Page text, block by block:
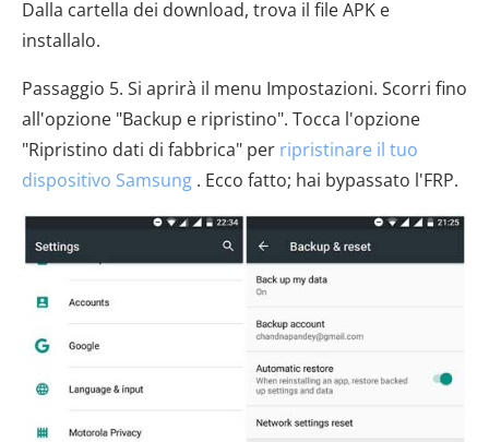
Dalla cartella dei download, trova il file APK e
installalo.
Passaggio 5. Si aprirà il menu Impostazioni. Scorri fino
all'opzione "Backup e ripristino". Tocca l'opzione
"Ripristino dati di fabbrica" ​​per ripristinare il tuo
dispositivo Samsung . Ecco fatto; hai bypassato l'FRP.